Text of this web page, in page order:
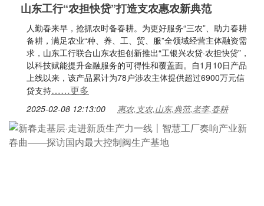
山东工行“农担快贷”打造支农惠农新典范
人勤春来早，抢抓农时备春耕。为更好服务“三农”、助力春耕
备耕，满足农业“种、养、工、贸、服”全领域经营主体融资需
求，山东工行联合山东农担创新推出“工银兴农贷·农担快贷”，
以科技赋能提升金融服务的可得性和覆盖面。自1月10日产品
上线以来，该产品累计为78户涉农主体提供超过6900万元信
贷支持……更多
2025-02-08 12:13:00 惠农,支农,山东,典范,老李,春耕